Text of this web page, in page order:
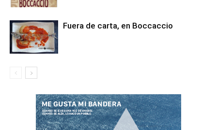
Fuera de carta, en Boccaccio